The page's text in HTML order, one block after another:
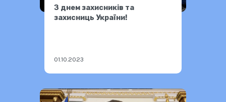
З днем захисників та
захисниць України!
01.10.2023